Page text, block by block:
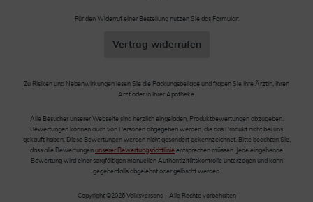
Für den Widerruf einer Bestellung nutzen Sie das Formular:
Vertrag widerrufen
Zu Risiken und Nebenwirkungen lesen Sie die Packungsbeilage und fragen Sie Ihre Ärztin, Ihren
Arzt oder in Ihrer Apotheke.
Alle Besucher unserer Webseite sind herzlich eingeladen, Produktbewertungen abzugeben.
Bewertungen können auch von Personen abgegeben werden, die das Produkt nicht bei uns
gekauft haben. Diese Bewertungen werden nicht gesondert gekennzeichnet. Bitte beachten Sie,
dass alle Bewertungen unserer Bewertungsrichtlinie entsprechen müssen. Jede eingehende
Bewertung wird einer sorgfältigen manuellen Authentizitätskontrolle unterzogen und kann
gegebenfalls abgelehnt oder gelöscht werden.
Copyright ©2026 Volksversand - Alle Rechte vorbehalten